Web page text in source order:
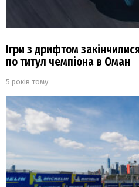
Ігри з дрифтом
по титул чемпіона в Оман
5 років тому